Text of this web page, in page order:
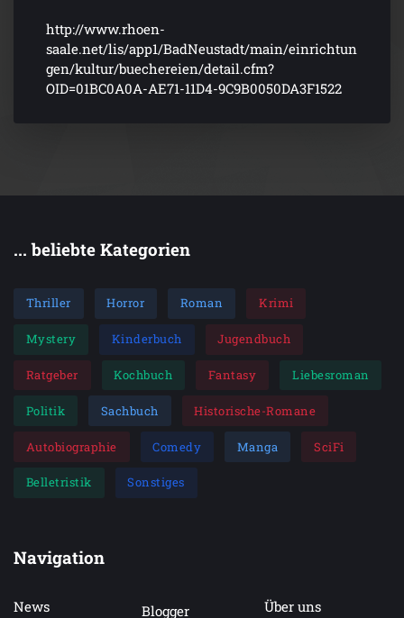
http://www.rhoen-
saale.net/lis/app1/BadNeustadt/main/einrichtun
gen/kultur/buechereien/detail.cfm?
OID=01BC0A0A-AE71-11D4-9C9B0050DA3F1522
... beliebte Kategorien
Thriller Horror Roman Krimi
Mystery Kinderbuch Jugendbuch
Ratgeber Kochbuch Fantasy Liebesroman
Politik Sachbuch Historische-Romane
Autobiographie Comedy Manga SciFi
Belletristik Sonstiges
Navigation
News Blogger Über uns